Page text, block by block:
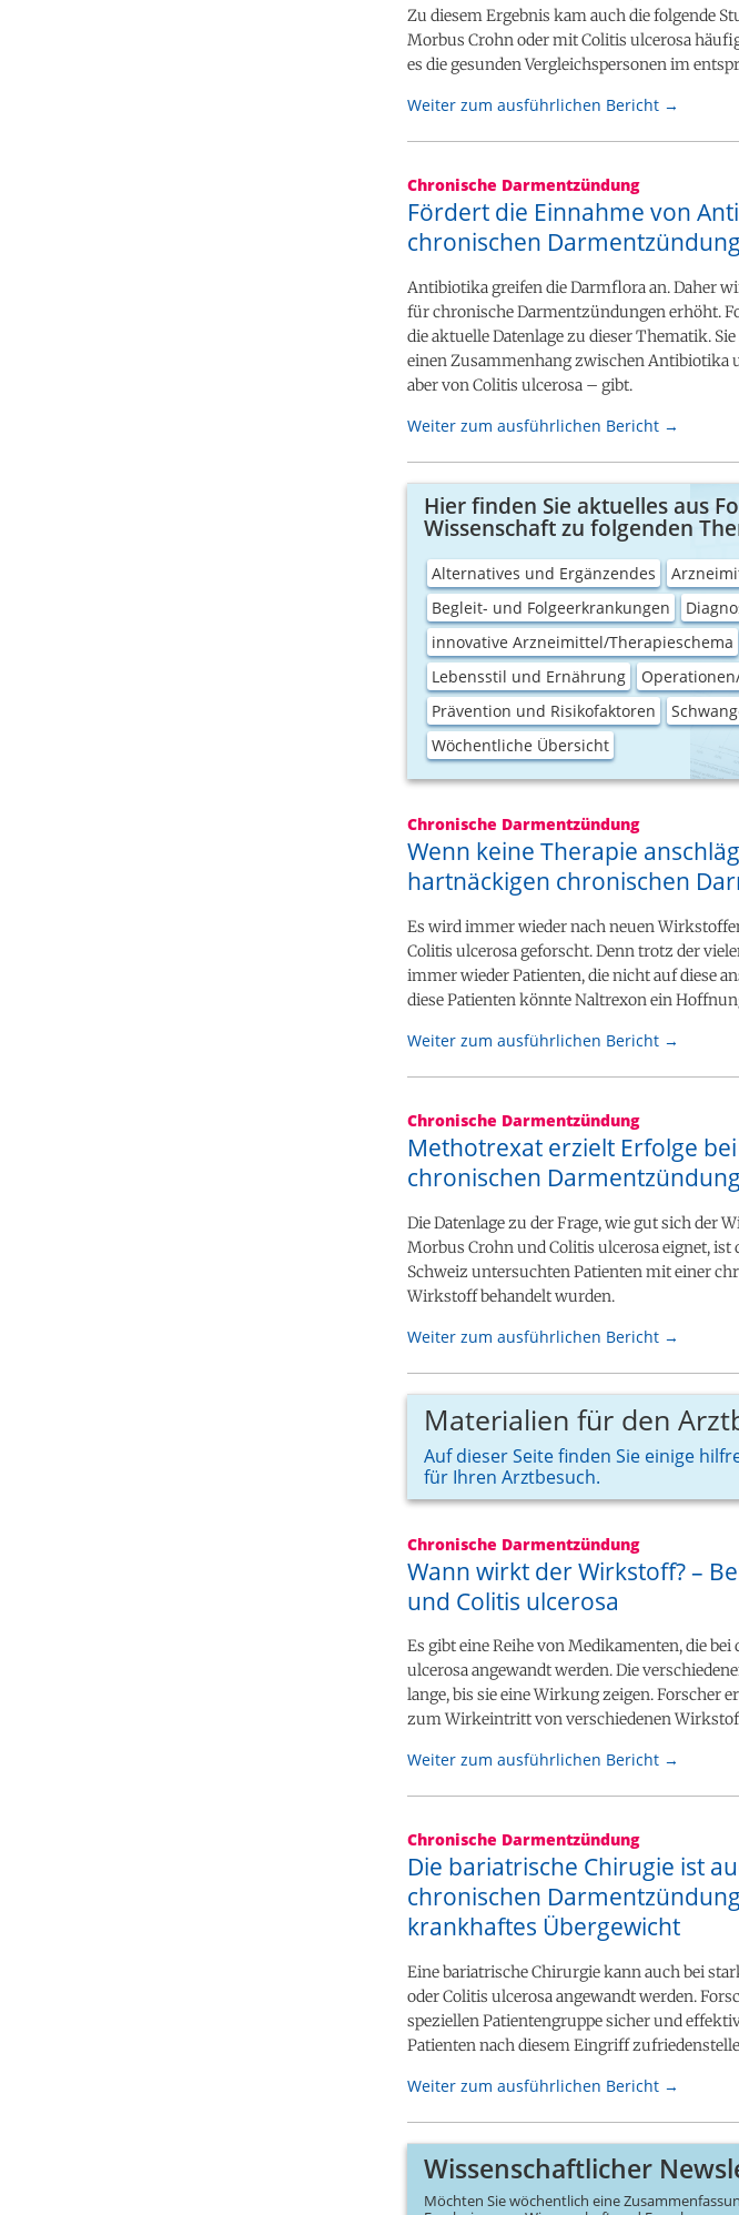
Zu diesem Ergebnis kam auch die folgende
Morbus Crohn oder mit Colitis ulcerosa
es die gesunden Vergleichspersonen im
Weiter zum ausführlichen Bericht →
Chronische Darmentzündung
Fördert die Einnahme von
chronischen
Antibiotika greifen die Darmflora an. Daher
für chronische Darmentzündungen erhöht.
die aktuelle Datenlage zu dieser Thematik.
einen Zusammenhang zwischen
aber von Colitis ulcerosa – gibt.
Weiter zum ausführlichen Bericht →
Hier finden Sie aktuelles aus
Wissenschaft zu folgenden
Alternatives und Ergänzendes
Begleit- und Folgeerkrankungen
innovative Arzneimittel/Therapieschema
Lebensstil und Ernährung
Prävention und Risikofaktoren
Wöchentliche Übersicht
Chronische Darmentzündung
Wenn keine Therapie
hartnäckigen chronischen
Es wird immer wieder nach neuen
Colitis ulcerosa geforscht. Denn trotz der
immer wieder Patienten, die nicht auf diese
diese Patienten könnte Naltrexon ein
Weiter zum ausführlichen Bericht →
Chronische Darmentzündung
Methotrexat erzielt Erfolge
chronischen
Die Datenlage zu der Frage, wie gut sich der
Morbus Crohn und Colitis ulcerosa eignet,
Schweiz untersuchten Patienten mit einer
Wirkstoff behandelt wurden.
Weiter zum ausführlichen Bericht →
Materialien für den
Auf dieser Seite finden Sie einige
für Ihren Arztbesuch.
Chronische Darmentzündung
Wann wirkt der Wirkstoff? –
und Colitis ulcerosa
Es gibt eine Reihe von Medikamenten, die
ulcerosa angewandt werden. Die
lange, bis sie eine Wirkung zeigen. Forscher
zum Wirkeintritt von verschiedenen
Weiter zum ausführlichen Bericht →
Chronische Darmentzündung
Die bariatrische Chirugie ist
chronischen
krankhaftes Übergewicht
Eine bariatrische Chirurgie kann auch bei
oder Colitis ulcerosa angewandt werden.
speziellen Patientengruppe sicher und
Patienten nach diesem Eingriff
Weiter zum ausführlichen Bericht →
Wissenschaftlicher
Möchten Sie wöchentlich eine